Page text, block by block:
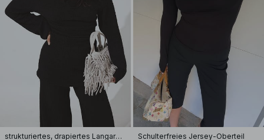
strukturiertes, drapiertes Langarm-Oberteil
Schulterfreies Jersey-Oberteil